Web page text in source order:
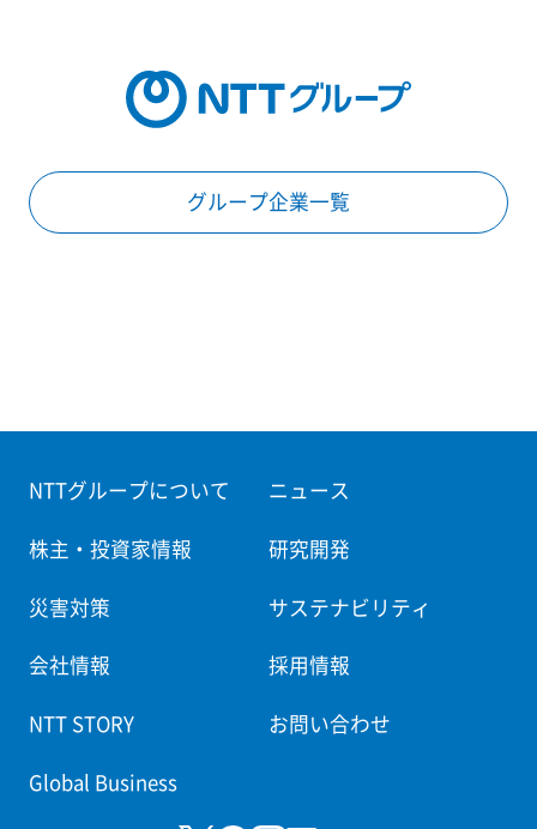
グループ企業一覧
NTTグループについて ニュース
株主・投資家情報 研究開発
災害対策 サステナビリティ
会社情報 採用情報
NTT STORY お問い合わせ
Global Business